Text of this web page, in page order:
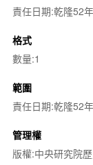
責任日期:乾隆52
格式
數量:1
範圍
責任日期:乾隆52
管理權
版權:中央研究院